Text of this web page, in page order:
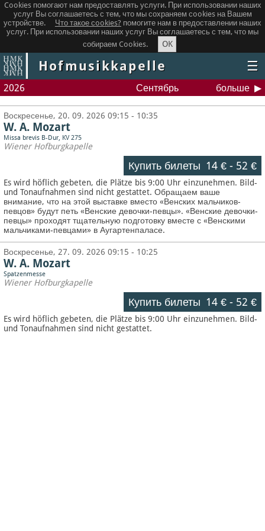
Cookies помогают нам предоставлять услуги. При использовании наших
услуг Вы соглашаетесь с тем, что мы сохраняем сookies на Вашем
устройстве.
Что такое сookies? помогите нам в предоставлении наших
услуг. При использовании наших услуг Вы соглашаетесь с тем, что мы
собираем Cookies.
OK
Hofmusikkapelle ☰
2026 Сентябрь больше
Воскресенье, 20. 09. 2026 09:15 - 10:35
W. A. Mozart
Missa brevis B-Dur, KV 275
Wiener Hofburgkapelle
Купить билеты 14 €- 52 €
Es wird höflich gebeten, die Plätze bis 9:00 Uhr einzunehmen. Bild-
und Tonaufnahmen sind nicht gestattet.Обращаем ваше
внимание, что на этой выставке вместо «Венских мальчиков-
певцов» будут петь «Венские девочки-певцы». «Венские девочки-
певцы» проходят тщательную подготовку вместе с «Венскими
мальчиками-певцами» в Аугартенпаласе.
Воскресенье, 27. 09. 2026 09:15 - 10:25
W. A. Mozart
Spatzenmesse
Wiener Hofburgkapelle
Купить билеты 14 €- 52 €
Es wird höflich gebeten, die Plätze bis 9:00 Uhr einzunehmen. Bild-
und Tonaufnahmen sind nicht gestattet.